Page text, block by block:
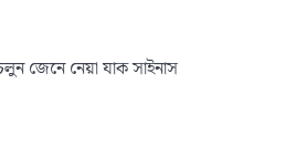
জেনে নেয়া যাক সাইনাস